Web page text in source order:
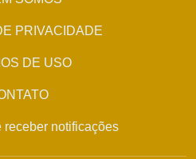
PRIVACIDADE
DE USO
receber notificações